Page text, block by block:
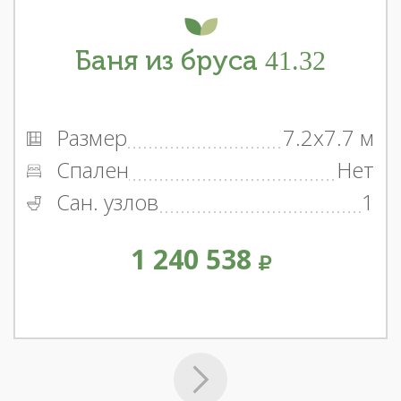
Баня из бруса 41.32
Размер
7.2x7.7 м
Спален
Нет
Сан. узлов
1
1 240 538